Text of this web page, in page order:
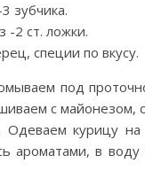
зубчика.
-2 ст. ложки.
специи по вкусу.
под
с майонезом,
Одеваем курицу
ароматами, в